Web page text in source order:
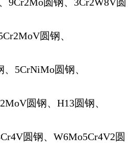
圆钢、
5CrNiMo圆钢、
圆钢、H13圆钢、
圆钢、W6Mo5Cr4V2圆